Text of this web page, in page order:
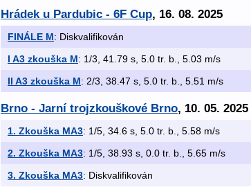
Hrádek u Pardubic - 6F Cup, 16. 08. 2025
FINÁLE M: Diskvalifikován
I A3 zkouška M: 1/3, 41.79 s, 5.0 tr. b., 5.03 m/s
II A3 zkouška M: 2/3, 38.47 s, 5.0 tr. b., 5.51 m/s
Brno - Jarní trojzkouškové Brno, 10. 05. 2025
1. Zkouška MA3: 1/5, 34.6 s, 5.0 tr. b., 5.58 m/s
2. Zkouška MA3: 1/5, 38.93 s, 0.0 tr. b., 5.65 m/s
3. Zkouška MA3: Diskvalifikován